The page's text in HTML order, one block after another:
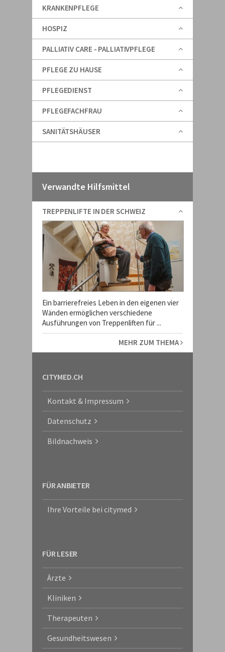
KRANKENPFLEGE
HOSPIZ
PALLIATIV CARE - PALLIATIVPFLEGE
PFLEGE ZU HAUSE
PFLEGEDIENST
PFLEGEFACHFRAU
SANITÄTSHÄUSER
Verwandte Hilfsmittel
TREPPENLIFTE IN DER SCHWEIZ
Ein barrierefreies Leben in den eigenen vier
Wänden ermöglichen verschiedene
Ausführungen von Treppenliften für ...
MEHR ZUM THEMA
CITYMED.CH
Kontakt & Impressum
Datenschutz
Bildnachweis
FÜR ANBIETER
Ihre Vorteile bei citymed
FÜR LESER
Ärzte
Kliniken
Therapeuten
Gesundheitswesen